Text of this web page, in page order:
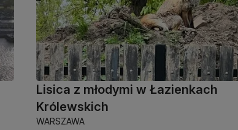
Lisica z młodymi w Łazienkach
Królewskich
WARSZAWA